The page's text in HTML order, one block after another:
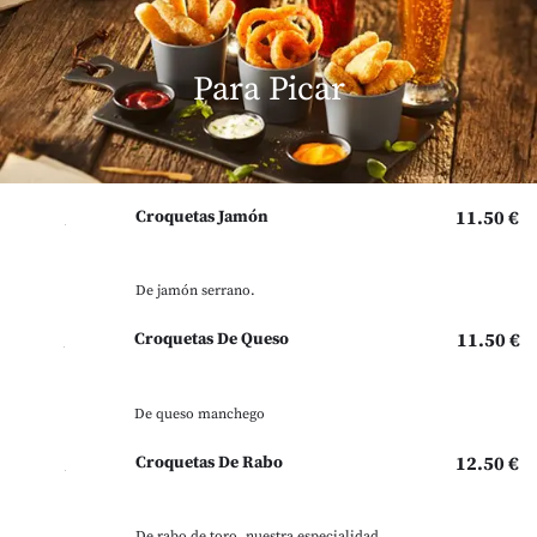
Para Picar
Croquetas Jamón
De jamón serrano.
11.50 €
Croquetas De Queso
De queso manchego
11.50 €
Croquetas De Rabo 12.50 €